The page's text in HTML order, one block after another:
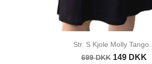
Str. S Kjole Molly Tango...
699 DKK 149 DKK